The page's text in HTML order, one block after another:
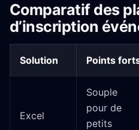
Comparatif des
d’inscription
Solution Points
Excel
Souple
pour de
petits